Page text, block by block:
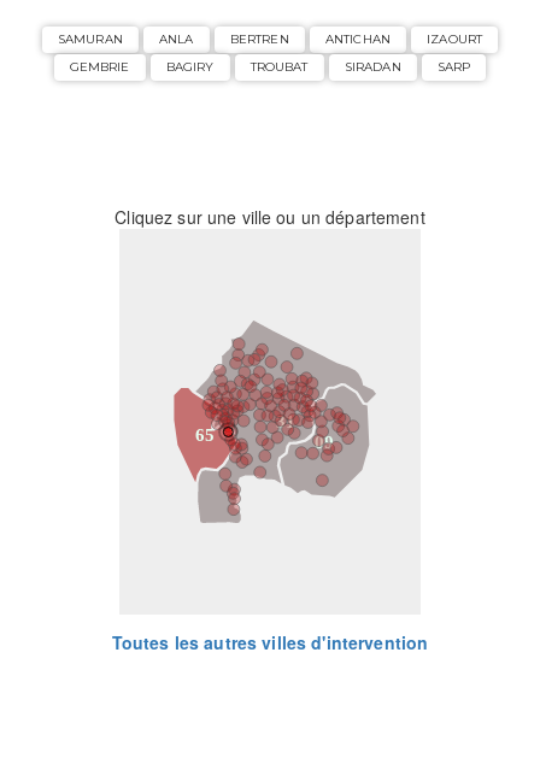
SAMURAN ANLA BERTREN ANTICHAN
IZAOURT
GEMBRIE
BAGIRY TROUBAT SIRADAN SARP
Cliquez sur une ville ou un département
31
09
65
Toutes les autres villes d'intervention